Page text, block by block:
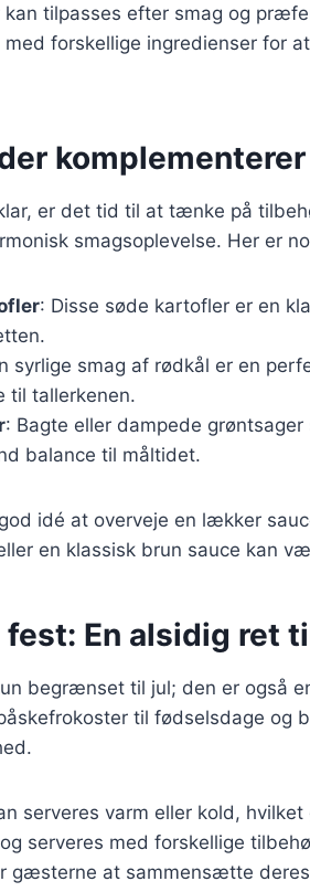
kan tilpasses efter smag og
med forskellige ingredienser for
er det tid til at tænke på
smagsoplevelse. Her er
: Disse søde kartofler er en
syrlige smag af rødkål er en
til tallerkenen.
: Bagte eller dampede
balance til måltidet.
idé at overveje en lækker
en klassisk brun sauce kan
En alsidig ret
begrænset til jul; den er også
til fødselsdage og
serveres varm eller kold,
serveres med forskellige
gæsterne at sammensætte